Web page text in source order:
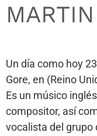
Un día como hoy
Gore, en (Reino
Es un músico
compositor, así
vocalista del grupo